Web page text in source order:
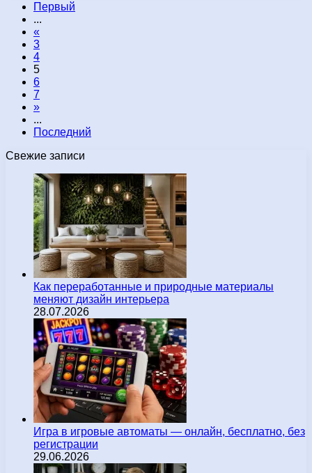
Первый
...
«
3
4
5
6
7
»
...
Последний
Свежие записи
Как переработанные и природные материалы
меняют дизайн интерьера
28.07.2026
Игра в игровые автоматы — онлайн, бесплатно, без
регистрации
29.06.2026